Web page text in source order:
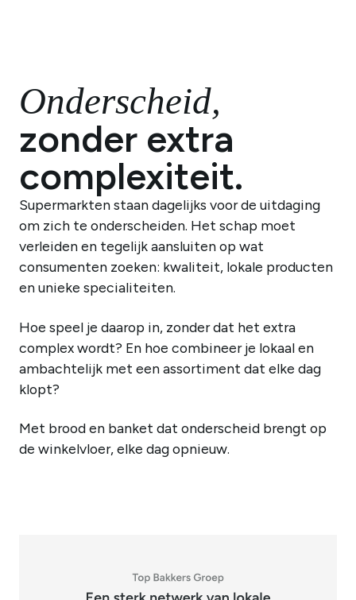
Onderscheid,
zonder extra
complexiteit.
Supermarkten staan dagelijks voor de uitdaging
om zich te onderscheiden. Het schap moet
verleiden en tegelijk aansluiten op wat
consumenten zoeken: kwaliteit, lokale producten
en unieke specialiteiten.
Hoe speel je daarop in, zonder dat het extra
complex wordt? En hoe combineer je lokaal en
ambachtelijk met een assortiment dat elke dag
klopt?
Met brood en banket dat onderscheid brengt op
de winkelvloer, elke dag opnieuw.